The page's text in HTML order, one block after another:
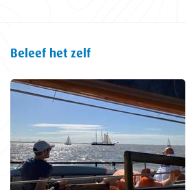
Beleef het zelf